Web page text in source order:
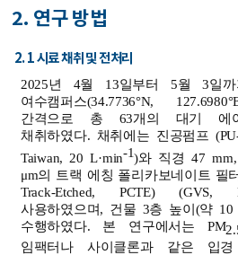
2. 연구 방법
2. 1 시료 채취 및 전처리
2025년 4월 13일부터 5월 3일까
여수캠퍼스(34.7736°N,
간격으로 총 63개의 대기 에
채취하였다. 채취에는 진공펌프
Taiwan, 20 L·min-1)와 직경 47
μm의 트랙 에칭 폴리카보네이트 필
Track-Etched, PCTE) (GVS,
사용하였으며, 건물 3층 높이(약 10
수행하였다. 본 연구에서는 PM
임팩터나 사이클론과 같은 입